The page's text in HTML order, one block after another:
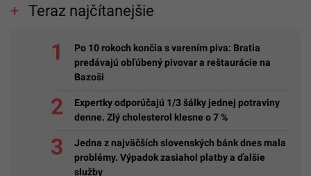
Teraz najčítanejšie
Po 10 rokoch končia s varením piva: Bratia
predávajú obľúbený pivovar a reštaurácie na
Bazoši
Expertky odporúčajú 1/3 šálky jednej potraviny
denne. Zlý cholesterol klesne o 7 %
Jedna z najväčších slovenských bánk dnes mala
problémy. Výpadok zasiahol platby a ďalšie
služby